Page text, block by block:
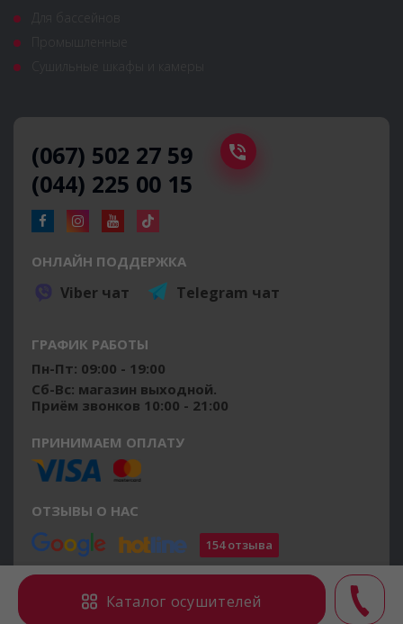
(067) 502 27 59
(044) 225 00 15
ОНЛАЙН ПОДДЕРЖКА
Viber чат Telegram чат
ГРАФИК РАБОТЫ
Пн-Пт: 09:00 - 19:00
Сб-Вс: магазин выходной.
Приём звонков 10:00 - 21:00
ПРИНИМАЕМ ОПЛАТУ
ОТЗЫВЫ О НАС
154 отзыва
©2014 - 2026 osushiteli.ua
Все права защищены.Каталог осушителей